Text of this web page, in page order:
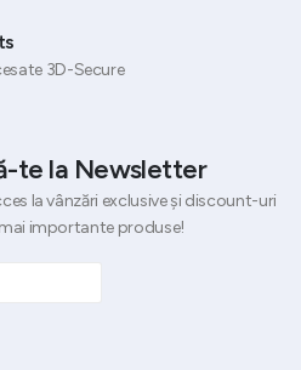
3D-Secure
te la Newsletter
la vânzări exclusive și discount-uri
importante produse!